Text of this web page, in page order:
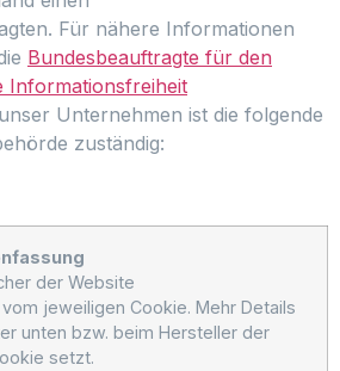
Für nähere Informationen
Bundesbeauftragte für den
Informationsfreiheit
Unternehmen ist die folgende
zuständig:
der Website
jeweiligen Cookie. Mehr Details
unten bzw. beim Hersteller der
setzt.